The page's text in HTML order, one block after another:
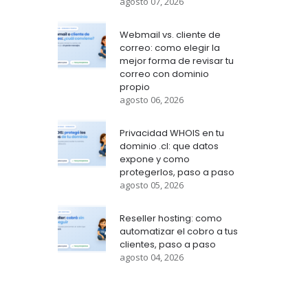
Webmail vs. cliente de
correo: como elegir la
mejor forma de revisar tu
correo con dominio
propio
agosto 06, 2026
Privacidad WHOIS en tu
dominio .cl: que datos
expone y como
protegerlos, paso a paso
agosto 05, 2026
Reseller hosting: como
automatizar el cobro a tus
clientes, paso a paso
agosto 04, 2026